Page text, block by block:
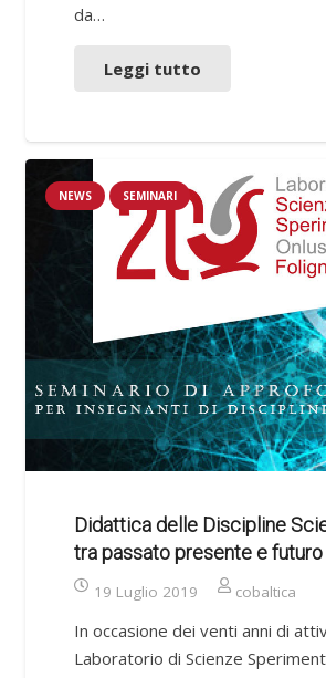
da…
Leggi tutto
NEWS SEMINARI
Didattica delle Discipline
tra passato presente e futuro
19 Luglio 2019 cobaltica
In occasione dei venti anni di
Laboratorio di Scienze